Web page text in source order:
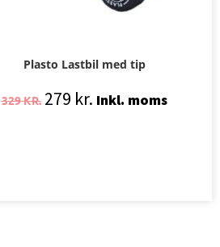
Plasto Lastbil med tip
329KR. 279 kr. Inkl. moms